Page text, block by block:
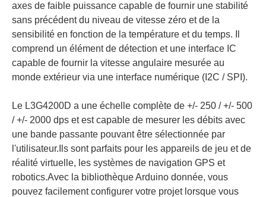
axes de faible puissance capable de fournir une stabilité
sans précédent du niveau de vitesse zéro et de la
sensibilité en fonction de la température et du temps. Il
comprend un élément de détection et une interface IC
capable de fournir la vitesse angulaire mesurée au
monde extérieur via une interface numérique (I2C / SPI).
Le L3G4200D a une échelle complète de +/- 250 / +/- 500
/ +/- 2000 dps et est capable de mesurer les débits avec
une bande passante pouvant être sélectionnée par
l'utilisateur.Ils sont parfaits pour les appareils de jeu et de
réalité virtuelle, les systèmes de navigation GPS et
robotics.Avec la bibliothèque Arduino donnée, vous
pouvez facilement configurer votre projet lorsque vous